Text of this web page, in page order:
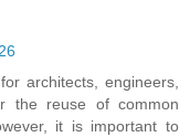
architects, engineers,
the reuse of common
it is important to